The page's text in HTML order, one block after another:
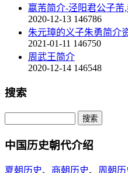
嬴芾简介-泾阳君公子芾
2020-12-13 146786
朱元璋的义子朱勇简介
2021-01-11 146750
周武王简介
2020-12-14 146548
搜索
中国历史朝代介绍
夏朝历史、 商朝历史、 周朝历